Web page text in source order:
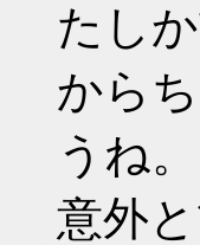
たし
から
うね。
意外